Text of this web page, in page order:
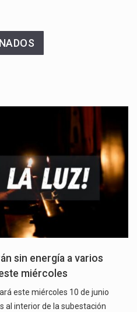
sin energía a varios
miércoles
este miércoles 10 de junio
al interior de la subestación